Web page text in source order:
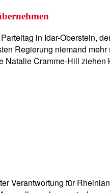
in Idar-Oberstein,
Regierung niemand
Cramme-Hill
Verantwortung für